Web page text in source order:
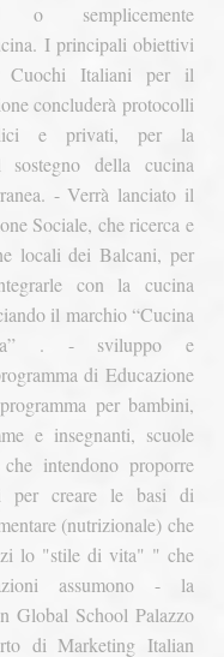
o semplicemente
I principali obiettivi
Cuochi Italiani per il
concluderà protocolli
e privati, per la
della cucina
- Verrà lanciato il
Sociale, che ricerca e
locali dei Balcani, per
con la cucina
il marchio “Cucina
.
- sviluppo e
di Educazione
per bambini,
e insegnanti, scuole
intendono proporre
per creare le basi di
(nutrizionale) che
lo "stile di vita" " che
assumono
- la
Global School Palazzo
di Marketing Italian